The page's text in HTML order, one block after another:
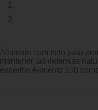
Alimento completo para
mantener las defensas
expertos Alimento 100